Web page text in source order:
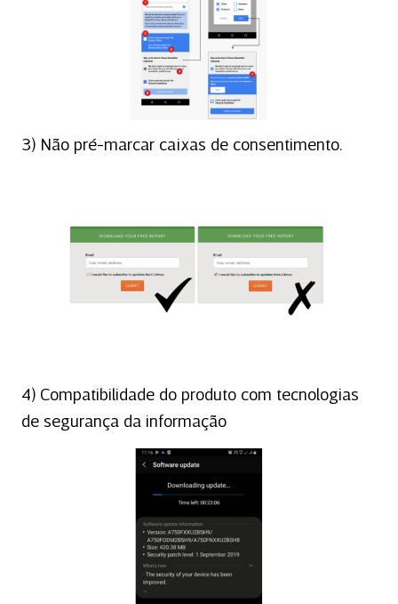
3) Não pré-marcar caixas de consentimento.
4) Compatibilidade do produto com tecnologias
de segurança da informação